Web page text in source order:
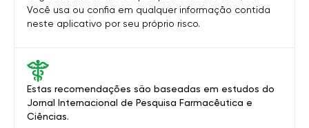
Estas recomendações são baseadas em estudos do
Jornal Internacional de Pesquisa Farmacêutica e
Ciências.
Você usa ou confia em qualquer informação contida
neste aplicativo por seu próprio risco.